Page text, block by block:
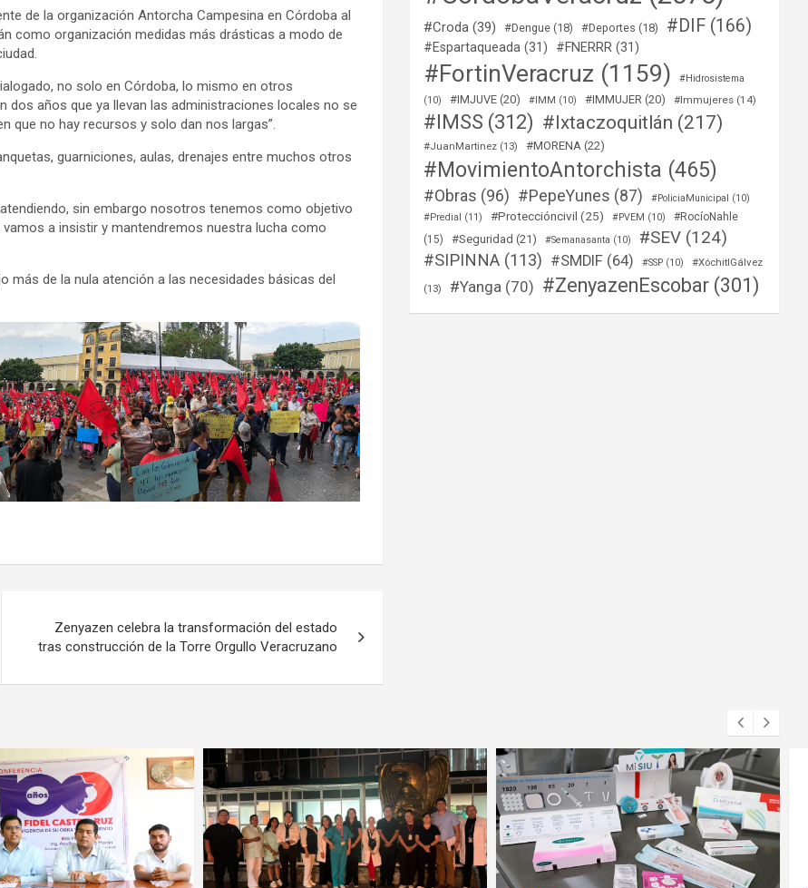
de la organización Antorcha Campesina en Córdoba al
como organización medidas más drásticas a modo de
no solo en Córdoba, lo mismo en otros
dos años que ya llevan las administraciones locales no se
que no hay recursos y solo dan nos largas”.
guarniciones, aulas, drenajes entre muchos otros
sin embargo nosotros tenemos como objetivo
a insistir y mantendremos nuestra lucha como
más de la nula atención a las necesidades básicas del
Zenyazen celebra la transformación del estado
tras construcción de la Torre Orgullo Veracruzano
#Croda (39) #Dengue (18) #Deportes (18) #DIF (166)
#Espartaqueada (31) #FNERRR (31)
#FortinVeracruz (1159)
#Hidrosistema
(10)
#IMJUVE (20) #IMM (10) #IMMUJER (20) #Immujeres (14)
#IMSS (312) #Ixtaczoquitlán (217)
#JuanMartinez (13) #MORENA (22)
#MovimientoAntorchista (465)
#Obras (96) #PepeYunes (87) #PoliciaMunicipal (10)
#Predial (11) #Proteccióncivil (25) #PVEM (10)
#RocíoNahle
(15)
#Seguridad (21) #Semanasanta (10) #SEV (124)
#SIPINNA (113) #SMDIF (64) #SSP (10) #XóchitlGálvez
(13) #Yanga (70) #ZenyazenEscobar (301)